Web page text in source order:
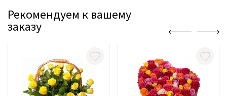
Рекомендуем к вашему
заказу